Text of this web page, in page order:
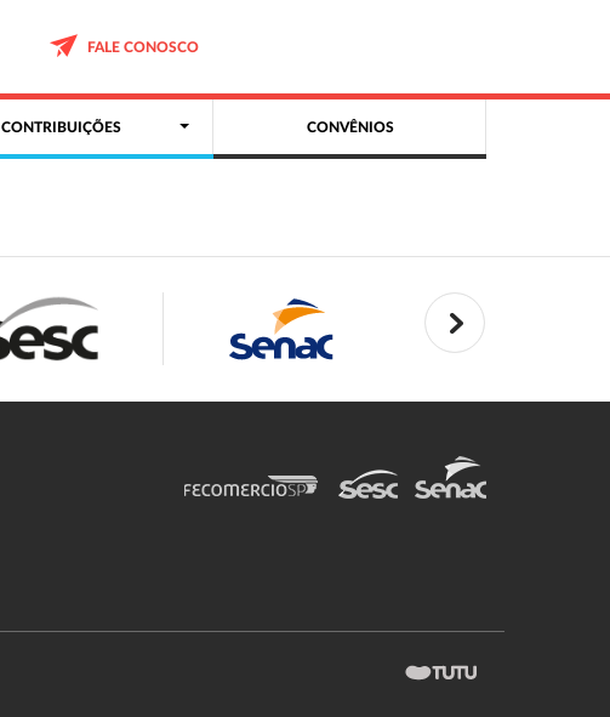
FALE CONOSCO
CONTRIBUIÇÕES CONVÊNIOS